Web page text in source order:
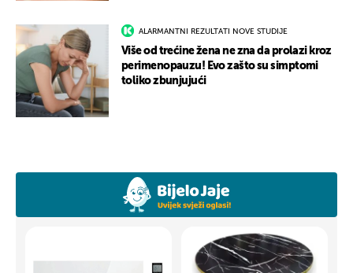
ALARMANTNI REZULTATI NOVE STUDIJE
Više od trećine žena ne zna da prolazi kroz
perimenopauzu! Evo zašto su simptomi
toliko zbunjujući